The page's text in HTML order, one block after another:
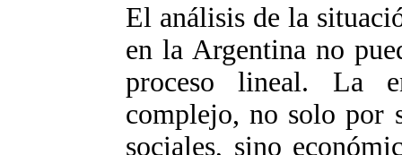
El análisis de la
en la Argentina no
proceso lineal. La
complejo, no solo por
sociales, sino